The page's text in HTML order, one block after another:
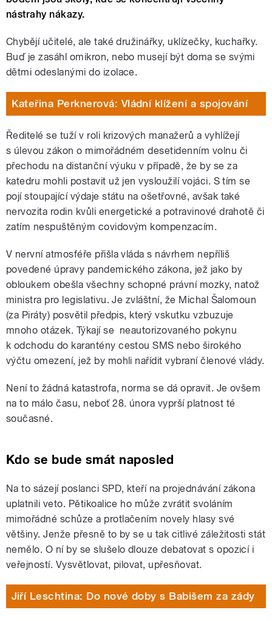
nástrahy nákazy.
Chybějí učitelé, ale také družinářky, uklízečky, kuchařky.
Buď je zasáhl omikron, nebo musejí být doma se svými
dětmi odeslanými do izolace.
Kateřina Perknerová: Vládní klížení a spojování
Ředitelé se tuží v roli krizových manažerů a vyhlížejí
s úlevou zákon o mimořádném desetidenním volnu či
přechodu na distanční výuku v případě, že by se za
katedru mohli postavit už jen vysloužilí vojáci. S tím se
pojí stoupající výdaje státu na ošetřovné, avšak také
nervozita rodin kvůli energetické a potravinové drahotě či
zatím nespuštěným covidovým kompenzacím.
V nervní atmosféře přišla vláda s návrhem nepříliš
povedené úpravy pandemického zákona, jež jako by
obloukem obešla všechny schopné právní mozky, natož
ministra pro legislativu. Je zvláštní, že Michal Šalomoun
(za Piráty) posvětil předpis, který vskutku vzbuzuje
mnoho otázek. Týkají se neautorizovaného pokynu
k odchodu do karantény cestou SMS nebo širokého
výčtu omezení, jež by mohli nařídit vybraní členové vlády.
Není to žádná katastrofa, norma se dá opravit. Je ovšem
na to málo času, neboť 28. února vyprší platnost té
současné.
Kdo se bude smát naposled
Na to sázejí poslanci SPD, kteří na projednávání zákona
uplatnili veto. Pětikoalice ho může zvrátit svoláním
mimořádné schůze a protlačením novely hlasy své
většiny. Jenže přesně to by se u tak citlivé záležitosti stát
nemělo. O ní by se slušelo dlouze debatovat s opozicí i
veřejností. Vysvětlovat, pilovat, upřesňovat.
Jiří Leschtina: Do nové doby s Babišem za zády